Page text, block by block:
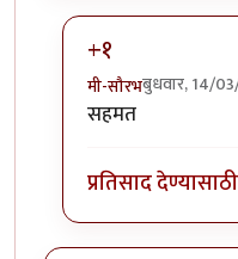
+१
मी-सौरभबुधवार, 14/
In reply to
सहमत
प्रतिसाद देण्यासाठी